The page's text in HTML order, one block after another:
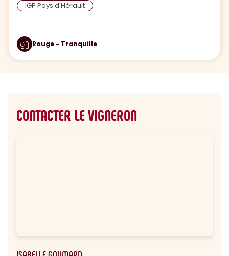
IGP Pays d'Hérault
Rouge - Tranquille
CONTACTER LE VIGNERON